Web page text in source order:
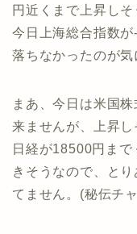
円近くまで上昇しそ
今日上海総合指数
落ちなかったのが気
まあ、今日は米国
来ませんが、上昇し
日経が18500円ま
きそうなので、と
てません。(秘伝チ